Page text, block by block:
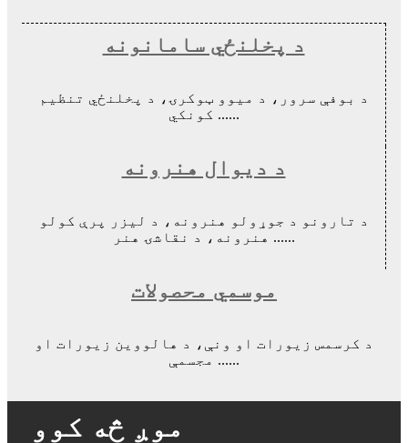
د پخلنځي سامانونه
د بوفې سرور، د میوو ټوکرۍ، د پخلنځي تنظیم
کونکي ......
د دیوال هنرونه
د تارونو د جوړولو هنرونه، د لیزر پرې کولو
هنرونه، د نقاشۍ هنر ......
موسمي محصولات
د کرسمس زیورات او ونې، د هالووین زیورات او
مجسمې ......
موږ څه کوو